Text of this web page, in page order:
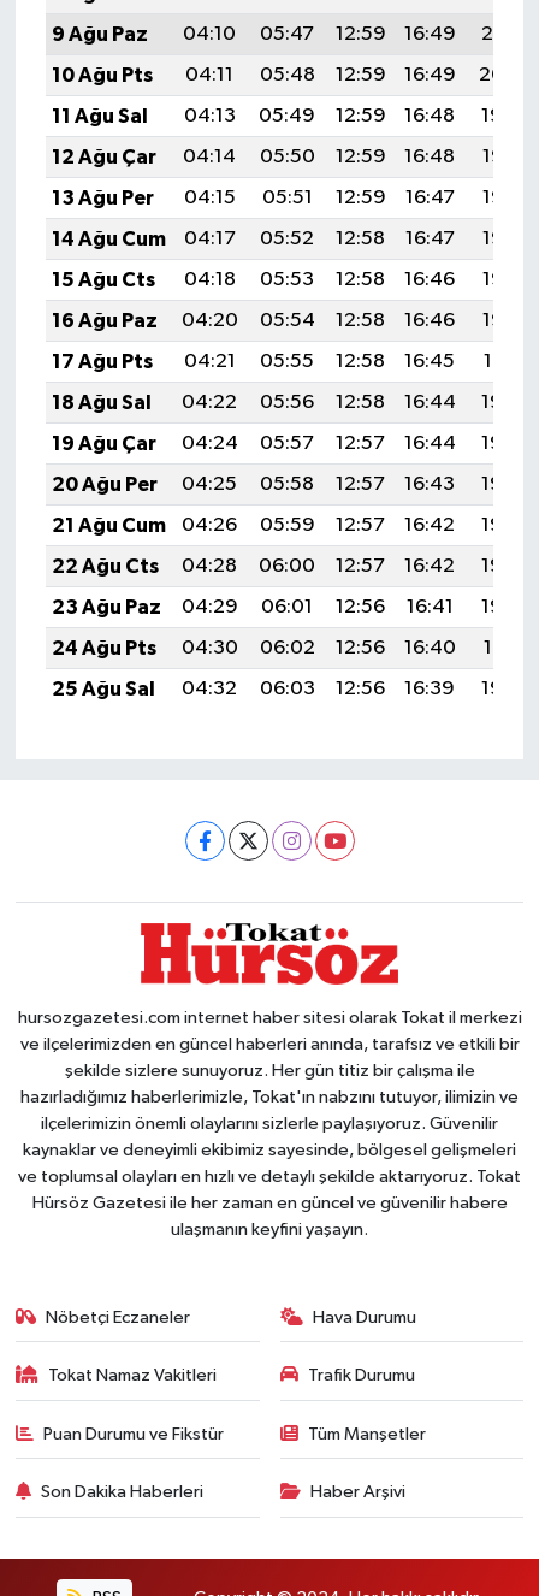
9 Ağu Paz
04:10 05:47 12:59 16:49
20:01
10 Ağu Pts
04:11 05:48 12:59 16:49
20:00
11 Ağu Sal
04:13 05:49 12:59 16:48
19:59
12 Ağu Çar
04:14 05:50 12:59 16:48
19:57
13 Ağu Per
04:15 05:51 12:59 16:47
19:56
14 Ağu Cum
04:17 05:52 12:58 16:47
19:55
15 Ağu Cts
04:18 05:53 12:58 16:46
19:53
16 Ağu Paz
04:20 05:54 12:58 16:46
19:52
17 Ağu Pts
04:21 05:55 12:58 16:45
19:51
18 Ağu Sal
04:22 05:56 12:58 16:44
19:49
19 Ağu Çar
04:24 05:57 12:57 16:44
19:48
20 Ağu Per
04:25 05:58 12:57 16:43
19:46
21 Ağu Cum
04:26 05:59 12:57 16:42
19:45
22 Ağu Cts
04:28 06:00 12:57 16:42
19:44
23 Ağu Paz
04:29 06:01 12:56 16:41
19:42
24 Ağu Pts
04:30 06:02 12:56 16:40
19:41
25 Ağu Sal
04:32 06:03 12:56 16:39 19:39
hursozgazetesi.com internet haber sitesi olarak Tokat il merkezi
ve ilçelerimizden en güncel haberleri anında, tarafsız ve etkili bir
şekilde sizlere sunuyoruz. Her gün titiz bir çalışma ile
hazırladığımız haberlerimizle, Tokat'ın nabzını tutuyor, ilimizin ve
ilçelerimizin önemli olaylarını sizlerle paylaşıyoruz. Güvenilir
kaynaklar ve deneyimli ekibimiz sayesinde, bölgesel gelişmeleri
ve toplumsal olayları en hızlı ve detaylı şekilde aktarıyoruz. Tokat
Hürsöz Gazetesi ile her zaman en güncel ve güvenilir habere
ulaşmanın keyfini yaşayın.
Nöbetçi Eczaneler Hava Durumu
Tokat Namaz Vakitleri Trafik Durumu
Puan Durumu ve Fikstür Tüm Manşetler
Son Dakika Haberleri Haber Arşivi